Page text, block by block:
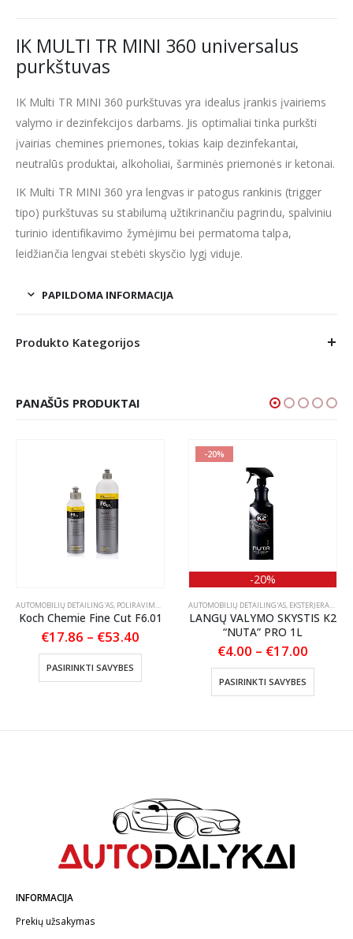
IK MULTI TR MINI 360 universalus
purkštuvas
IK Multi TR MINI 360 purkštuvas yra idealus įrankis įvairiems
valymo ir dezinfekcijos darbams. Jis optimaliai tinka purkšti
įvairias chemines priemones, tokias kaip dezinfekantai,
neutralūs produktai, alkoholiai, šarminės priemonės ir ketonai.
IK Multi TR MINI 360 yra lengvas ir patogus rankinis (trigger
tipo) purkštuvas su stabilumą užtikrinančiu pagrindu, spalviniu
turinio identifikavimo žymėjimu bei permatoma talpa,
leidžiančia lengvai stebėti skysčio lygį viduje.
PAPILDOMA INFORMACIJA
Produkto Kategorijos
PANAŠŪS PRODUKTAI
VINILO IR GUMOS VALYMAS ,TEKSTILĖS PRIEŽIŪRA
AUTOMOBILIŲ DETAILING'AS, POLIRAVIMAS POLIRAVIMO PASTOS
Koch Chemie Fine Cut F6.01
€17.86 – €53.40
€53.40
PASIRINKTI SAVYBES
This product has multiple variants. The options may be chosen on the product page
-20%
-20%
AUTOMOBILIŲ DETAILING'AS, EKSTERJERAS ,
LANGŲ VALYMO SKYSTIS K2
“NUTA” PRO 1L
€4.00 – €17.00
€17.00
PASIRINKTI SAVYBES
This product has multiple variants. The options may be chosen on the product page
INFORMACIJA
Prekių užsakymas